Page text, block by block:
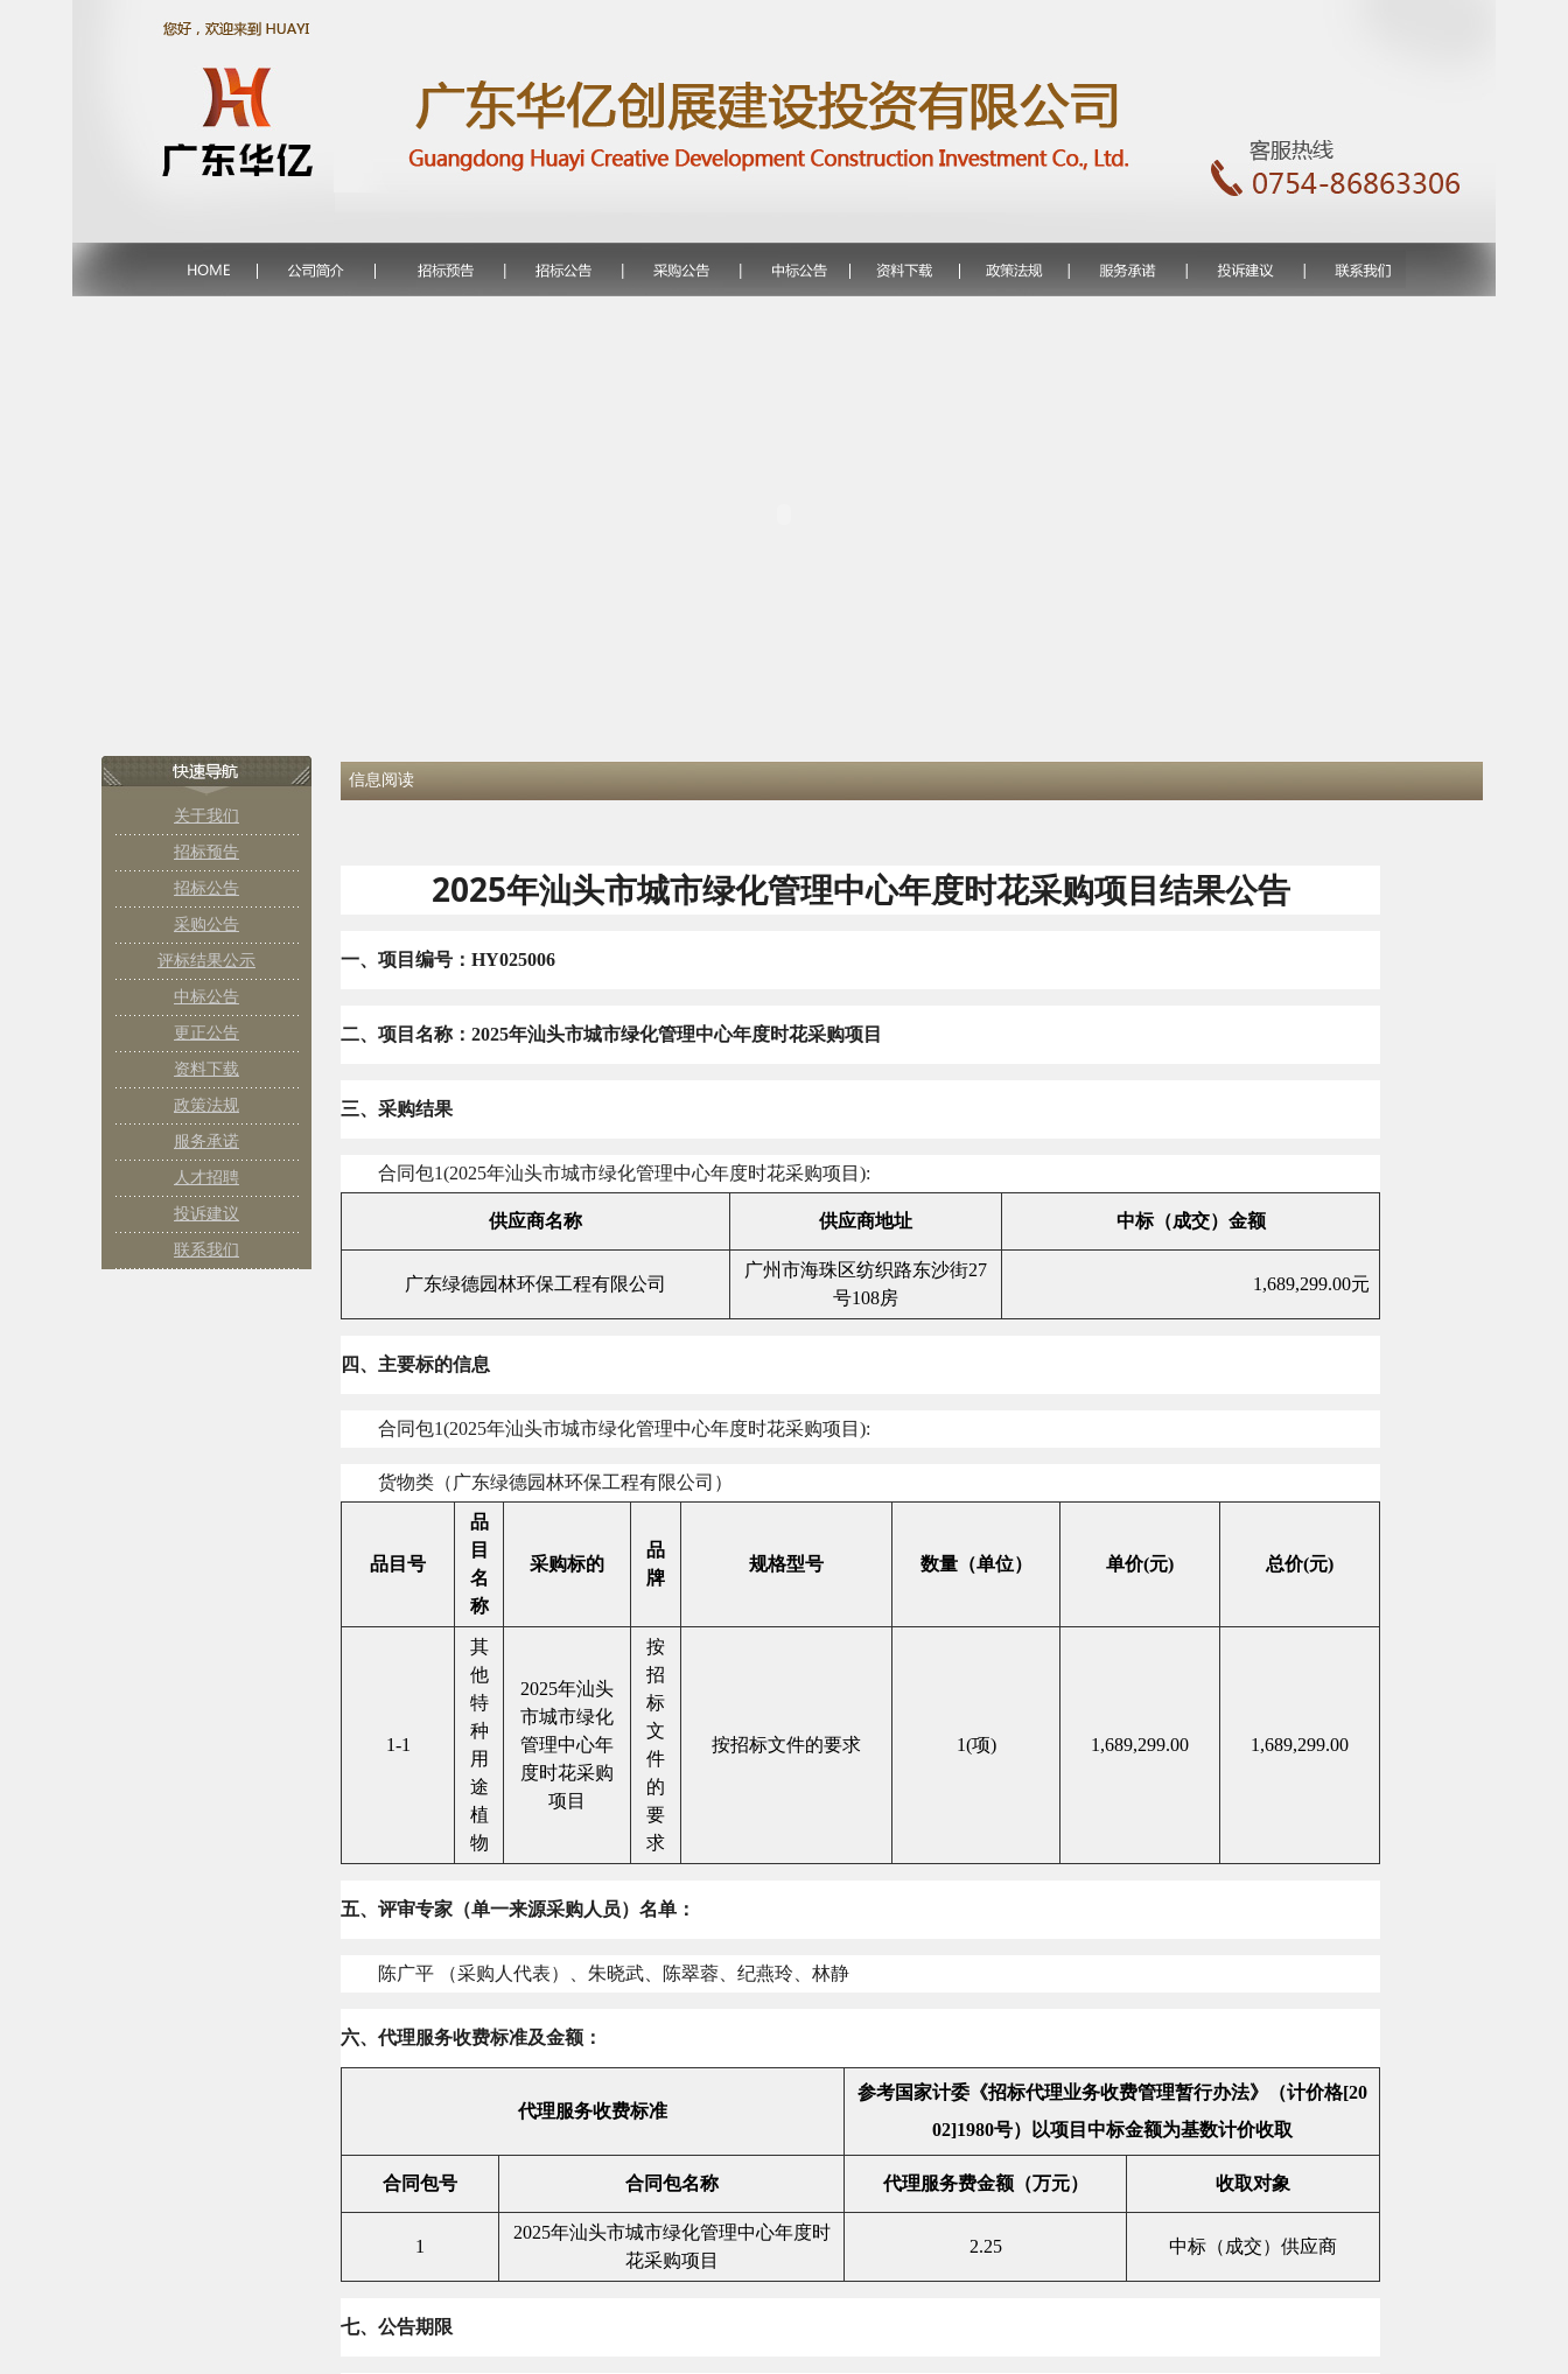
关于我们
招标预告
招标公告
采购公告
评标结果公示
中标公告
更正公告
资料下载
政策法规
服务承诺
人才招聘
投诉建议
联系我们
信息阅读
2025年汕头市城市绿化管理中心年度时花采购项目结果公告
一、项目编号： HY025006
二、项目名称： 2025年汕头市城市绿化管理中心年度时花采购项目
三、采购结果
合同包1(2025年汕头市城市绿化管理中心年度时花采购项目 ):
供应商名称 供应商地址 中标（成交）金额
广东绿德园林环保工程有限公司
广州市海珠区纺织路东沙街27
号108房
1,689,299.00元
四、主要标的信息
合同包1(2025年汕头市城市绿化管理中心年度时花采购项目 ):
货物类（广东绿德园林环保工程有限公司）
品目号
品
目
名
称
采购标的
品
牌
规格型号 数量（单位） 单价(元) 总价(元)
1-1
其
他
特
种
用
途
植
物
2025年汕头
市城市绿化
管理中心年
度时花采购
项目
按
招
标
文
件
的
要
求
按招标文件的要求 1(项) 1,689,299.00 1,689,299.00
五、评审专家（单一来源采购人员）名单：
陈广平 （采购人代表）、朱晓武、陈翠蓉、纪燕玲、林静
六、代理服务收费标准及金额：
代理服务收费标准
参考国家计委《招标代理业务收费管理暂行办法》（计价格[20
02]1980号）以项目中标金额为基数计价收取
合同包号 合同包名称 代理服务费金额（万元） 收取对象
1
2025年汕头市城市绿化管理中心年度时
花采购项目
2.25 中标（成交）供应商
七、公告期限